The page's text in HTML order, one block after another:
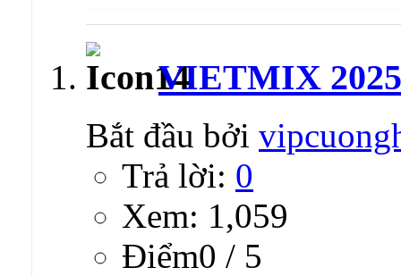
VIETMIX
Bắt đầu bởi
Trả lời: 0
Xem: 1,059
Ðiểm0 / 5